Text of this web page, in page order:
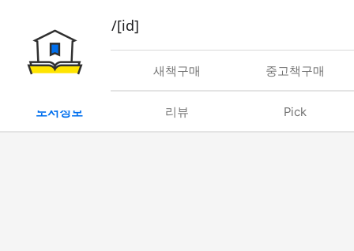
book/rent/[id]
대여 새책구매 중고책구매
도서정보 리뷰 Pick